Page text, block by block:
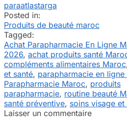
paraatlastarga
Posted in:
Produits de beauté maroc
Tagged:
Achat Parapharmacie En Ligne
2026, achat produits santé
compléments alimentaires Maroc
et santé, parapharmacie en
Parapharmacie Maroc, produits
parapharmacie, routine beauté
santé préventive, soins visage
Laisser un commentaire